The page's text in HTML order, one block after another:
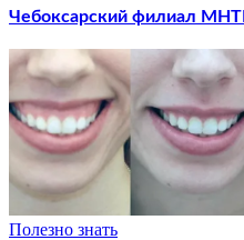
Чебоксарский филиал
Полезно знать